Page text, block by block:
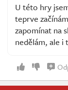
U této hry
teprve
zapomínat na
nedělám, ale i